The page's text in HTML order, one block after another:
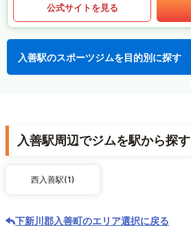
公式サイトを見る
入善駅のスポーツジムを目的別に探す
入善駅周辺でジムを駅から探す
西入善駅(1)
下新川郡入善町のエリア選択に戻る